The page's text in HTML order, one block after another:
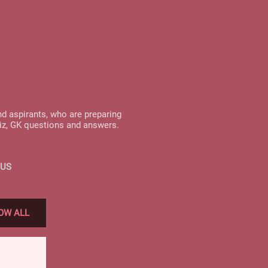
aspirants, who are preparing
GK questions and answers.
ALL